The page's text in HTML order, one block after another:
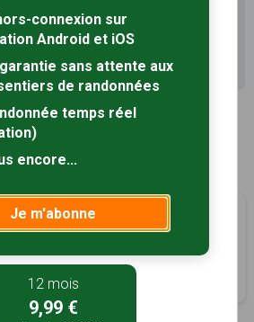
pour découvrir le terroir
Saint-Saturnin-du-Limet
de randonnée à
du-Limet (53)
et de la Côte de Roche
Tracé GPS
connexion sur
Android et iOS
sans attente aux
de randonnées
temps réel
encore...
Je m'abonne
12 mois
9,99 €